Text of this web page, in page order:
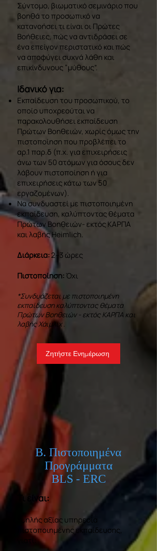
Σύντομο, βιωματικό σεμινάριο που
βοηθά το προσωπικό να
κατανοήσει τι είναι οι Πρώτες
Βοήθειες, πώς να αντιδράσει σε
ένα επείγον περιστατικό και πώς
να αποφύγει συχνά λάθη και
επικίνδυνους “μύθους”.
Ιδανικό για:
Εκπαίδευση του προσωπικού, το
οποίο υποχρεούται να
παρακολουθήσει εκπαίδευση
Πρώτων Βοηθειών, χωρίς όμως την
πιστοποίηση που προβλέπει το
αρ.1 παρ.δ (π.χ. για επιχειρήσεις
άνω των 50 ατόμων για όσους δεν
λάβουν πιστοποίηση ή για
επιχειρήσεις κάτω των 50
εργαζομένων).
Να συνδυαστεί με πιστοποιημένη
εκπαίδευση, καλύπτοντας θέματα
Πρώτων Βοηθειών- εκτός ΚΑΡΠΑ
και λαβής Heimlich.
Διάρκεια:2–3 ώρες
Πιστοποίηση:Όχι
*Συνδυάζεται με πιστοποιημένη
εκπαίδευση καλύπτοντας θέματα
Πρώτων Βοηθειών - εκτός ΚΑΡΠΑ και
λαβής Χάιμλιχ .
Ζητήστε Ενημέρωση
Β. Πιστοποιημένα
Προγράμματα
BLS - ERC
Τι είναι:
Υψηλής αξίας υπηρεσία
πιστοποιημένης εκπαίδευσης,
γιατί: